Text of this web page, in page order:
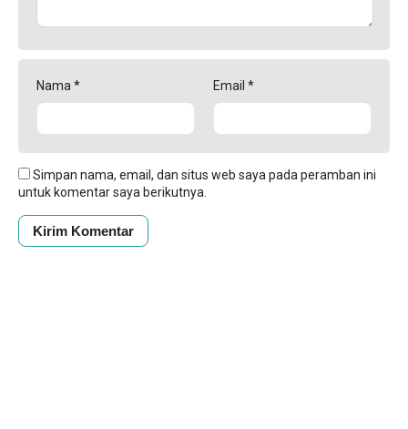
Nama * Email *
Simpan nama, email, dan situs web saya pada peramban ini
untuk komentar saya berikutnya.